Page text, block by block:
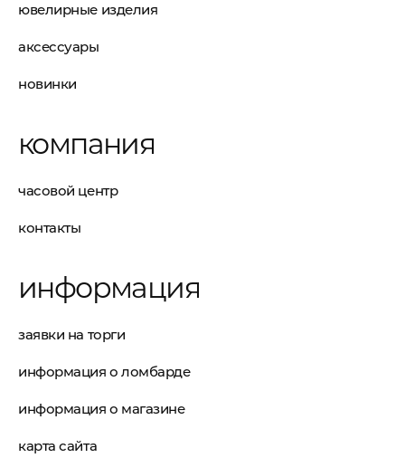
ювелирные изделия
аксессуары
новинки
компания
часовой центр
контакты
информация
заявки на торги
информация о ломбарде
информация о магазине
карта сайта